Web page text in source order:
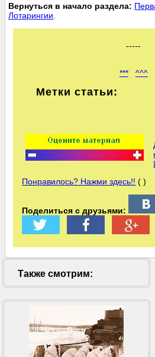
Вернуться в начало раздела:
Лотарингии
-----
*** ^^^
Метки статьи:
Понравилось? Нажми здесь!! ( )
Поделиться с друзьями:
Также смотрим: